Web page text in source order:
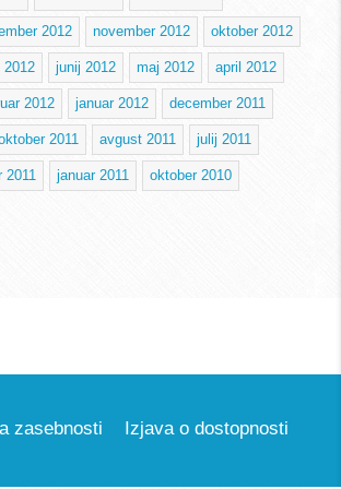
2012 november 2012 oktober 2012
2012 junij 2012 maj 2012 april 2012
2012 januar 2012 december 2011
2011 avgust 2011 julij 2011
2011 januar 2011 oktober 2010
zasebnosti Izjava o dostopnosti